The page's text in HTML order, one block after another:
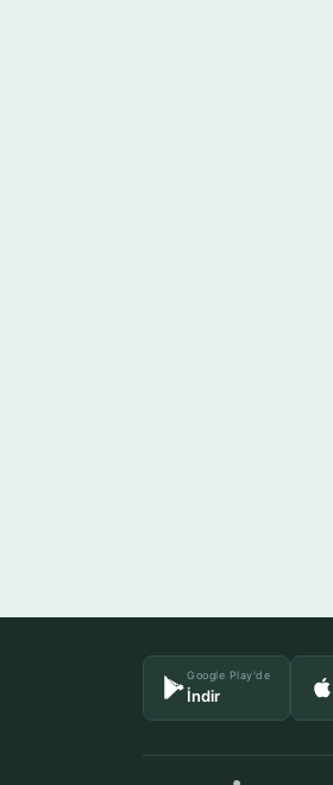
Google Play'de
İndir